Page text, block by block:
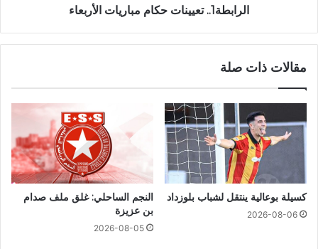
الرابطة1.. تعيينات حكام مباريات الأربعاء
مقالات ذات صلة
كسيلة بوعالية ينتقل لشباب بلوزداد
2026-08-06
النجم الساحلي: غلق ملف صدام
بن عزيزة
2026-08-05